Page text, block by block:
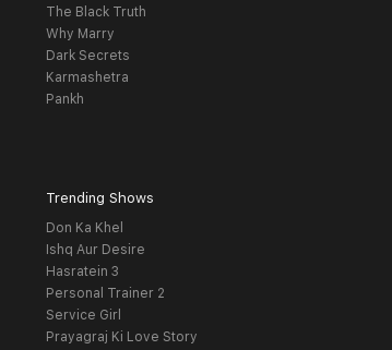
The Black Truth
Why Marry
Dark Secrets
Karmashetra
Pankh
Trending Shows
Don Ka Khel
Ishq Aur Desire
Hasratein 3
Personal Trainer 2
Service Girl
Prayagraj Ki Love Story